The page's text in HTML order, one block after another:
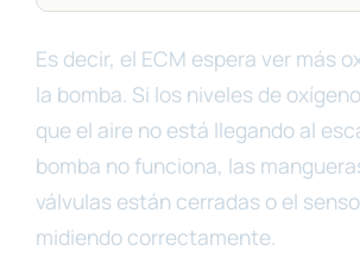
Es decir, el ECM espera ver más
la bomba. Si los niveles de
que el aire no está llegando al
bomba no funciona, las
válvulas están cerradas o el
midiendo correctamente.